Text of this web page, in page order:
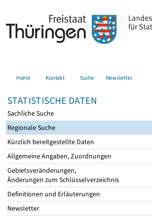
Home Kontakt Suche Newsletter
STATISTISCHE DATEN
Sachliche Suche
Regionale Suche
Kürzlich bereitgestellte Daten
Allgemeine Angaben, Zuordnungen
Gebietsveränderungen,
Änderungen zum Schlüsselverzeichnis
Definitionen und Erläuterungen
Newsletter